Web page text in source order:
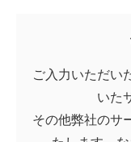
ご入力いただい
いた
その他弊社のサ